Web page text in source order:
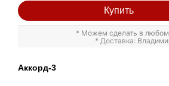
Купить
* Можем сделать в
* Доставка:
Аккорд-3